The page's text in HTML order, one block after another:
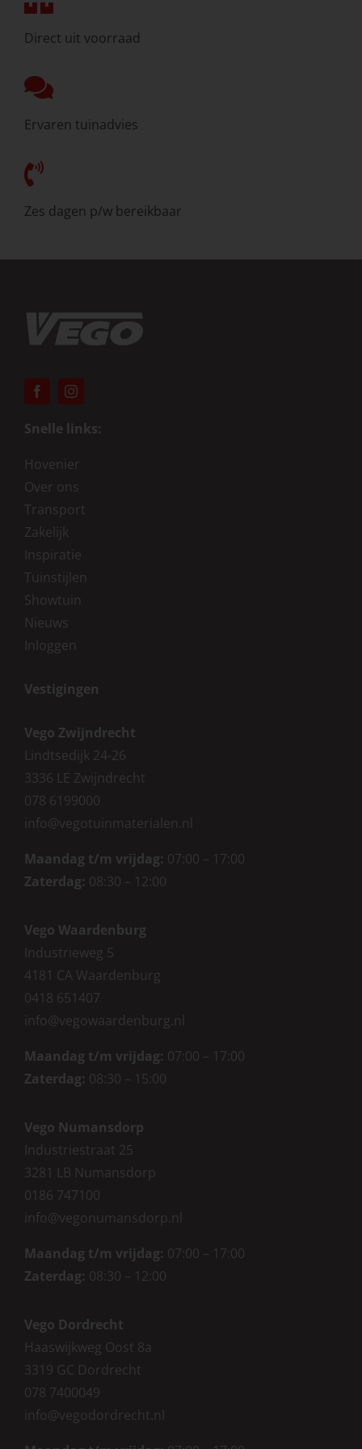
Direct uit voorraad
Ervaren tuinadvies
Zes dagen p/w bereikbaar
Snelle links:
Hovenier
Over ons
Transport
Zakelijk
Inspiratie
Tuinstijlen
Showtuin
Nieuws
Inloggen
Vestigingen
Vego Zwijndrecht
Lindtsedijk 24-26
3336 LE Zwijndrecht
078 6199000
info@vegotuinmaterialen.nl
Maandag t/m vrijdag: 07:00 – 17:00
Zaterdag: 08:30 – 12:00
Vego Waardenburg
Industrieweg 5
4181 CA Waardenburg
0418 651407
info@vegowaardenburg.nl
Maandag t/m vrijdag: 07:00 – 17:00
Zaterdag: 08:30 – 15:00
Vego Numansdorp
Industriestraat 25
3281 LB Numansdorp
0186 747100
info@vegonumansdorp.nl
Maandag t/m vrijdag: 07:00 – 17:00
Zaterdag: 08:30 – 12:00
Vego Dordrecht
Haaswijkweg Oost 8a
3319 GC Dordrecht
078 7400049
info@vegodordrecht.nl